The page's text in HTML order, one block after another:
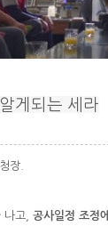
게되는 세라
장.
나고, 공사일정 조정에